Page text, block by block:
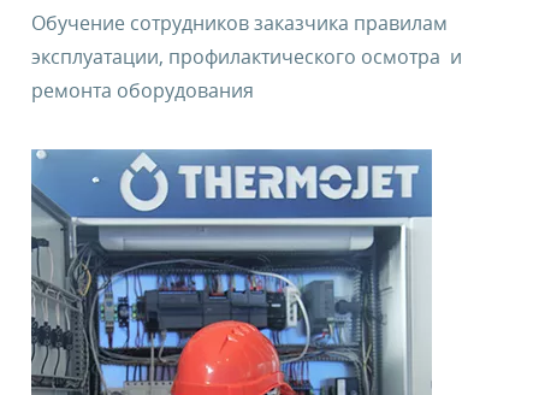
Обучение сотрудников заказчика правилам
эксплуатации, профилактического осмотра и
ремонта оборудования